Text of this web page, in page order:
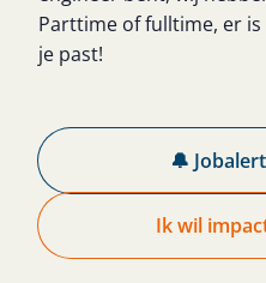
Parttime of fulltime, er
je past!
🔔
Ik wil